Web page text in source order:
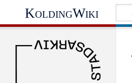
KoldingWiki